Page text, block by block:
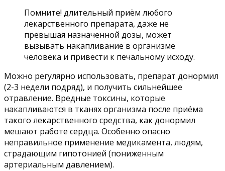
Помните! длительный приём любого
лекарственного препарата, даже не
превышая назначенной дозы, может
вызывать накапливание в организме
человека и привести к печальному исходу.
Можно регулярно использовать, препарат донормил
(2-3 недели подряд), и получить сильнейшее
отравление. Вредные токсины, которые
накапливаются в тканях организма после приёма
такого лекарственного средства, как донормил
мешают работе сердца. Особенно опасно
неправильное применение медикамента, людям,
страдающим гипотонией (пониженным
артериальным давлением).